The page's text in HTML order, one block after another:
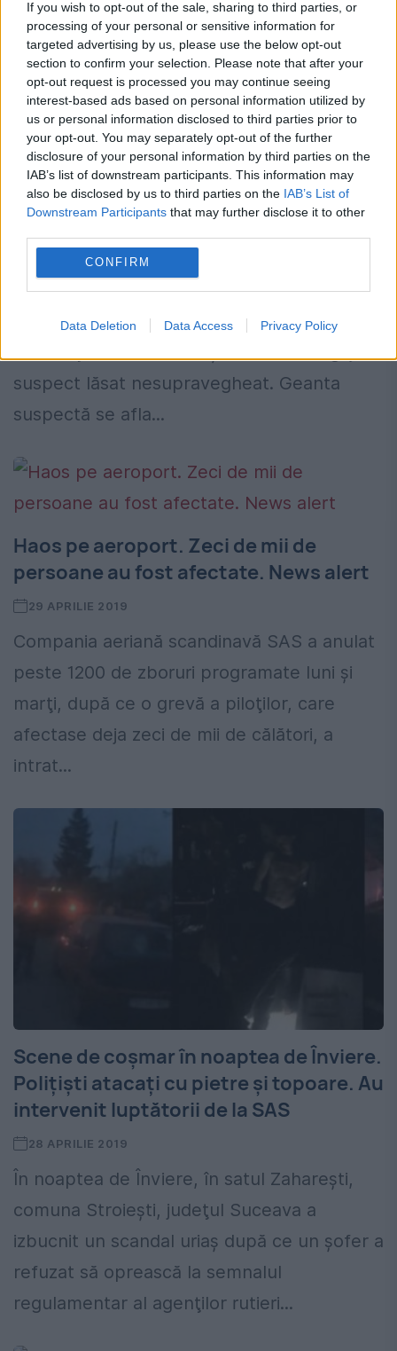
If you wish to opt-out of the sale, sharing to third parties, or
processing of your personal or sensitive information for
targeted advertising by us, please use the below opt-out
section to confirm your selection. Please note that after your
opt-out request is processed you may continue seeing
interest-based ads based on personal information utilized by
us or personal information disclosed to third parties prior to
your opt-out. You may separately opt-out of the further
disclosure of your personal information by third parties on the
IAB’s list of downstream participants. This information may
also be disclosed by us to third parties on the IAB’s List of
Downstream Participants that may further disclose it to other
CONFIRM
Data Deletion Data Access Privacy Policy
luptă în prezent! În war games în manevre
și aplicații în Munții Stâncoși...
Alertă cu bombă la Iaşi. Valiza
abandonată a pus pe jar autorităţile
17 IULIE 2019
Mai mulţi cetăţeni din Iaşi au dat telefon la
numărul de urgenţă 112 pentru a semnala
suspect lăsat nesupravegheat. Geanta
suspectă se afla...
Haos pe aeroport. Zeci de mii de
persoane au fost afectate. News alert
29 APRILIE 2019
Compania aeriană scandinavă SAS a anulat
peste 1200 de zboruri programate luni şi
marţi, după ce o grevă a piloţilor, care
afectase deja zeci de mii de călători, a
intrat...
Scene de coşmar în noaptea de Înviere.
Poliţişti atacaţi cu pietre şi topoare. Au
intervenit luptătorii de la SAS
28 APRILIE 2019
În noaptea de Înviere, în satul Zaharești,
comuna Stroiești, judeţul Suceava a
izbucnit un scandal uriaş după ce un șofer a
refuzat să oprească la semnalul
regulamentar al agenţilor rutieri...